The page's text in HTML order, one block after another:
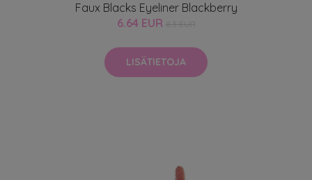
Faux Blacks Eyeliner Blackberry
6.64 EUR
LISÄTIETOJA